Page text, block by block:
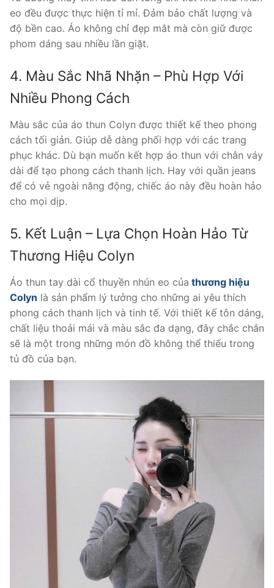
eo đều được thực hiện tỉ mỉ. Đảm bảo chất lượng và
độ bền cao. Áo không chỉ đẹp mắt mà còn giữ được
phom dáng sau nhiều lần giặt.
4. Màu Sắc Nhã Nhặn – Phù Hợp Với
Nhiều Phong Cách
Màu sắc của áo thun Colyn được thiết kế theo phong
cách tối giản. Giúp dễ dàng phối hợp với các trang
phục khác. Dù bạn muốn kết hợp áo thun với chân váy
dài để tạo phong cách thanh lịch. Hay với quần jeans
để có vẻ ngoài năng động, chiếc áo này đều hoàn hảo
cho mọi dịp.
5. Kết Luận – Lựa Chọn Hoàn Hảo Từ
Thương Hiệu Colyn
Áo thun tay dài cổ thuyền nhún eo của thương hiệu
Colyn là sản phẩm lý tưởng cho những ai yêu thích
phong cách thanh lịch và tinh tế. Với thiết kế tôn dáng,
chất liệu thoải mái và màu sắc đa dạng, đây chắc chắn
sẽ là một trong những món đồ không thể thiếu trong
tủ đồ của bạn.